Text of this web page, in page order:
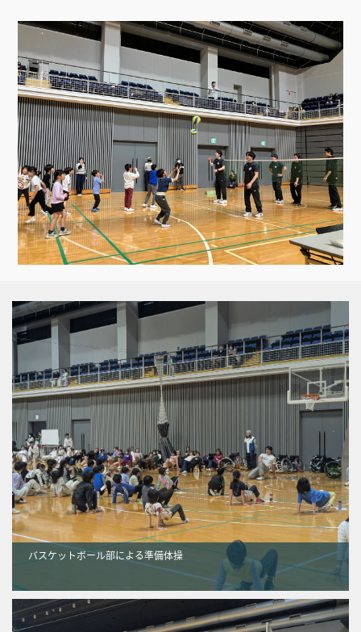
バスケットボール部による準備体操